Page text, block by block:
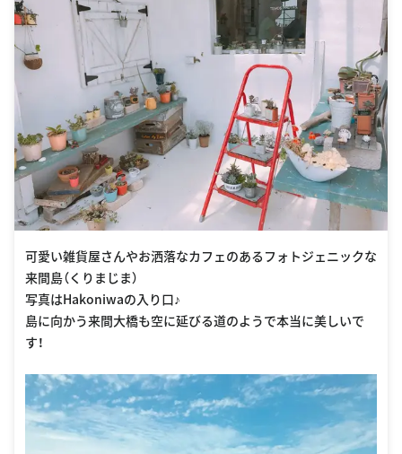
可愛い雑貨屋さんやお洒落なカフェのあるフォトジェニックな
来間島（くりまじま）
写真はHakoniwaの入り口♪
島に向かう来間大橋も空に延びる道のようで本当に美しいで
す！